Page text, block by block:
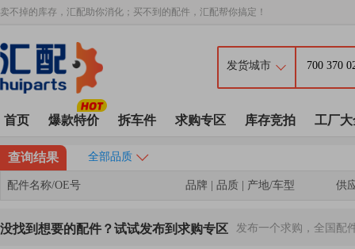
卖不掉的库存，汇配助你消化；买不到的配件，汇配帮你搞定！
首页 爆款特价 拆车件 求购专区 库存竞拍 工厂大
查询结果 全部品质
配件名称/OE号 品牌 | 品质 | 产地/车型 供
没找到想要的配件？试试发布到求购专区 发布一个求购，全国配